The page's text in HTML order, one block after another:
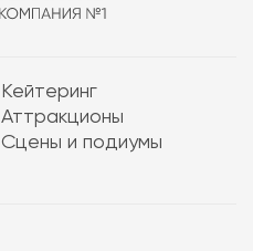
Кейтеринг
Аттракционы
Сцены и подиумы